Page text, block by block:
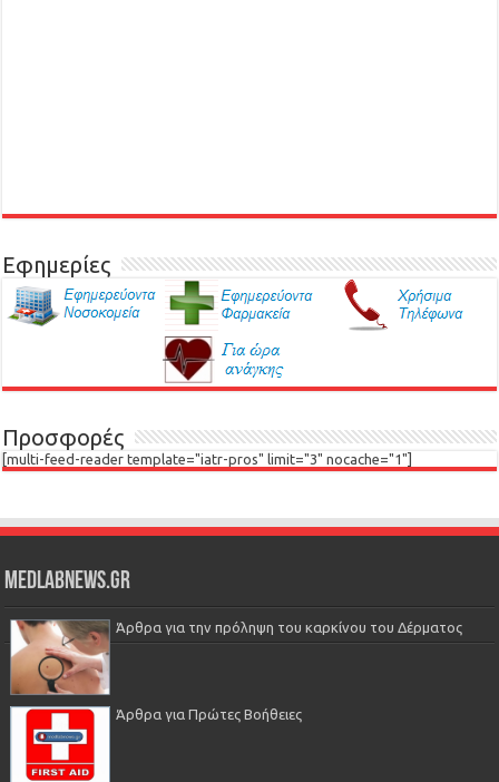
Εφημερίες
Προσφορές
[multi-feed-reader template="iatr-pros" limit="3" nocache="1"]
Medlabnews.gr
Άρθρα για την πρόληψη του καρκίνου του Δέρματος
Άρθρα για Πρώτες Βοήθειες